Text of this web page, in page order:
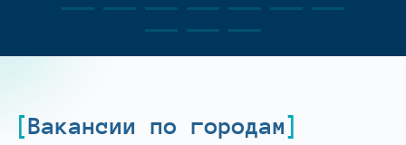
Вакансии по городам